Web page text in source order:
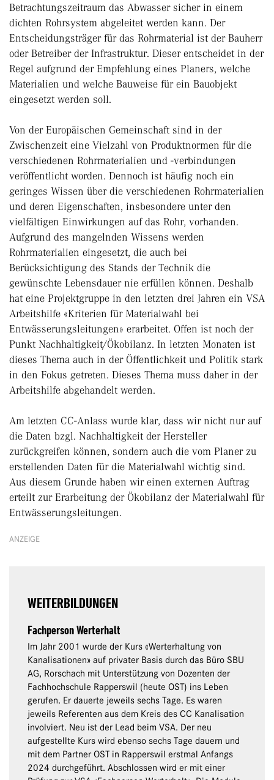
Betrachtungszeitraum das Abwasser sicher in einem
dichten Rohrsystem abgeleitet werden kann. Der
Entscheidungsträger für das Rohrmaterial ist der Bauherr
oder Betreiber der Infrastruktur. Dieser entscheidet in der
Regel aufgrund der Empfehlung eines Planers, welche
Materialien und welche Bauweise für ein Bauobjekt
eingesetzt werden soll.
Von der Europäischen Gemeinschaft sind in der
Zwischenzeit eine Vielzahl von Produktnormen für die
verschiedenen Rohrmaterialien und -verbindungen
veröffentlicht worden. Dennoch ist häufig noch ein
geringes Wissen über die verschiedenen Rohrmaterialien
und deren Eigenschaften, insbesondere unter den
vielfältigen Einwirkungen auf das Rohr, vorhanden.
Aufgrund des mangelnden Wissens werden
Rohrmaterialien eingesetzt, die auch bei
Berücksichtigung des Stands der Technik die
gewünschte Lebensdauer nie erfüllen können. Deshalb
hat eine Projektgruppe in den letzten drei Jahren ein VSA
Arbeitshilfe «Kriterien für Materialwahl bei
Entwässerungsleitungen» erarbeitet. Offen ist noch der
Punkt Nachhaltigkeit/Ökobilanz. In letzten Monaten ist
dieses Thema auch in der Öffentlichkeit und Politik stark
in den Fokus getreten. Dieses Thema muss daher in der
Arbeitshilfe abgehandelt werden.
Am letzten CC-Anlass wurde klar, dass wir nicht nur auf
die Daten bzgl. Nachhaltigkeit der Hersteller
zurückgreifen können, sondern auch die vom Planer zu
erstellenden Daten für die Materialwahl wichtig sind.
Aus diesem Grunde haben wir einen externen Auftrag
erteilt zur Erarbeitung der Ökobilanz der Materialwahl für
Entwässerungsleitungen.
ANZEIGE
WEITERBILDUNGEN
Fachperson Werterhalt
Im Jahr 2001 wurde der Kurs «Werterhaltung von
Kanalisationen» auf privater Basis durch das Büro SBU
AG, Rorschach mit Unterstützung von Dozenten der
Fachhochschule Rapperswil (heute OST) ins Leben
gerufen. Er dauerte jeweils sechs Tage. Es waren
jeweils Referenten aus dem Kreis des CC Kanalisation
involviert. Neu ist der Lead beim VSA. Der neu
aufgestellte Kurs wird ebenso sechs Tage dauern und
mit dem Partner OST in Rapperswil erstmal Anfangs
2024 durchgeführt. Abschlossen wird er mit einer